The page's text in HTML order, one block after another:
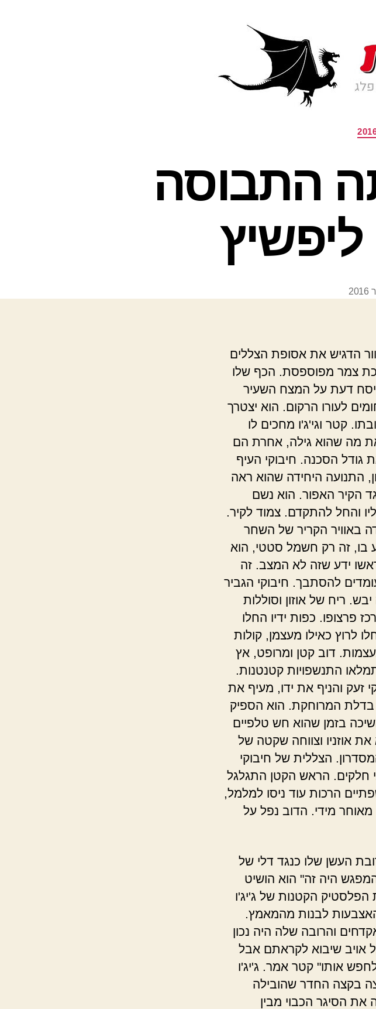
התבוסה
הדגיש את אסופת הצללים
צמר מפוספסת. הכף שלו
דעת על המצח השעיר
לעורו הרקום. הוא יצטרך
קטר וגי'ג'ו מחכים לו
מה שהוא גילה, אחרת הם
גודל הסכנה. חיבוקי העיף
התנועה היחידה שהוא ראה
הקיר האפור. הוא נשם
והחל להתקדם. צמוד לקיר.
באוויר הקריר של השחר
בו, זה רק חשמל סטטי, הוא
ידע שזה לא המצב. זה
להסתבך. חיבוקי הגביר
ריח של אוזון וסוללות
פרצופו. כפות ידיו החלו
לרוץ כאילו מעצמן, קולות
דוב קטן ומרופט, אץ
התנשפויות קטנטנות.
זעק והניף את ידו, מעיף את
המרוחקת. הוא הספיק
בזמן שהוא חש טלפיים
אוזניו וצווחה שקטה של
הצללית של חיבוקי
חלקים. הראש הקטן התגלגל
הרכות עוד ניסו למלמל,
מידי. הדוב נפל על
העשן שלו כנגד דלי של
היה זה" הוא הושיט
הקטנות של ג'יג'ו
לבנות מהמאמץ.
והרובה שלה היה נכון
אויב שיבוא לקראתם אבל
אותו" קטר אמר. ג'יג'ו
בקצה החדר שהובילה
הסיגר הכבוי מבין